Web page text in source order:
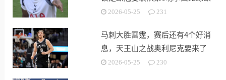
战2026-05-25 231
马刺大胜雷霆，赛后还有4个好消
息，天王山之战奥利尼克要来了
2026-05-25 230